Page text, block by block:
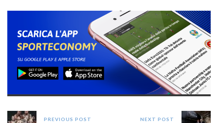
PREVIOUS POST NEXT POST